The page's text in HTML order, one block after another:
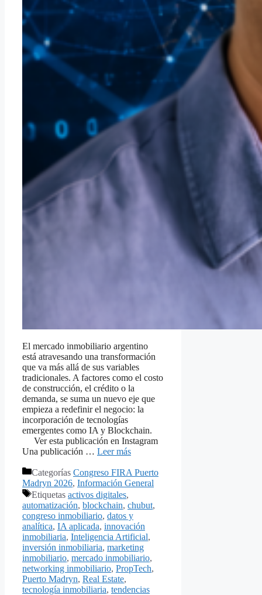
El mercado inmobiliario argentino
está atravesando una transformación
que va más allá de sus variables
tradicionales. A factores como el costo
de construcción, el crédito o la
demanda, se suma un nuevo eje que
empieza a redefinir el negocio: la
incorporación de tecnologías
emergentes como IA y Blockchain.
Ver esta publicación en Instagram
Una publicación … Leer más
Categorías Congreso FIRA Puerto
Madryn 2026, Información General
Etiquetas activos digitales,
automatización, blockchain, chubut,
congreso inmobiliario, datos y
analítica, IA aplicada, innovación
inmobiliaria, Inteligencia Artificial,
inversión inmobiliaria, marketing
inmobiliario, mercado inmobiliario,
networking inmobiliario, PropTech,
Puerto Madryn, Real Estate,
tecnología inmobiliaria, tendencias